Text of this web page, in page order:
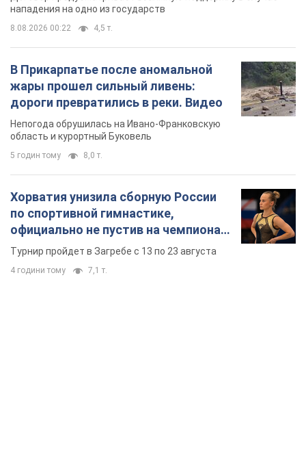
нападения на одно из государств
8.08.2026 00:22 4,5 т.
В Прикарпатье после аномальной
жары прошел сильный ливень:
дороги превратились в реки. Видео
Непогода обрушилась на Ивано-Франковскую
область и курортный Буковель
5 годин тому 8,0 т.
Хорватия унизила сборную России
по спортивной гимнастике,
официально не пустив на чемпионат
Европы основных спортсменов
Турнир пройдет в Загребе с 13 по 23 августа
4 години тому 7,1 т.